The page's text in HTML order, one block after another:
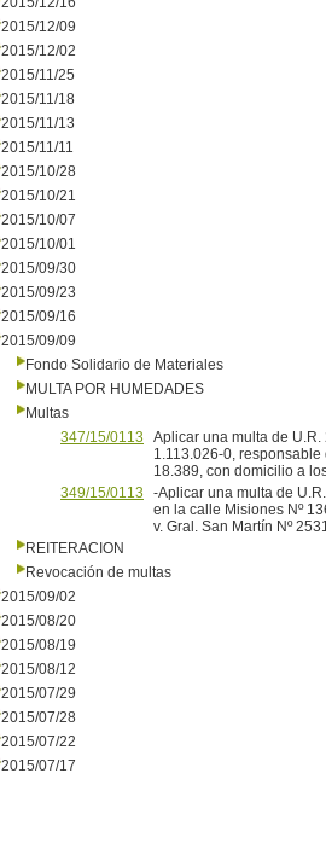
2015/12/09
2015/12/02
2015/11/25
2015/11/18
2015/11/13
2015/11/11
2015/10/28
2015/10/21
2015/10/07
2015/10/01
2015/09/30
2015/09/23
2015/09/16
2015/09/09
Fondo Solidario de Materiales
MULTA POR HUMEDADES
Multas
347/15/0113
Aplicar una multa de
1.113.026-0,
18.389, con domicilio a
349/15/0113
-Aplicar una multa de
en la calle Misiones Nº
v. Gral. San Martín Nº
REITERACION
Revocación de multas
2015/09/02
2015/08/20
2015/08/19
2015/08/12
2015/07/29
2015/07/28
2015/07/22
2015/07/17